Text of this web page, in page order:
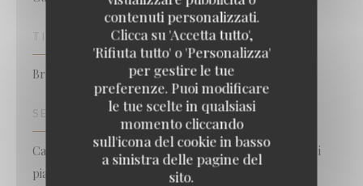
contenuti personalizzati.
Clicca su 'Accetta tutto',
'Rifiuta tutto' o 'Personalizza'
per gestire le tue
preferenze. Puoi modificare
le tue scelte in qualsiasi
momento cliccando
sull'icona del cookie in basso
a sinistra delle pagine del
sito.
TIPOLOGIA
Brasserie - Restaurant
SERVIZI
Camera con aria condizionata, Il wifi gratuito, Togliere i
piatti di pesce, Chiusura tardiva, Apri la domenica,